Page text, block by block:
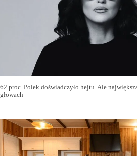
62 proc. Polek doświadczyło hejtu. Ale
głowach